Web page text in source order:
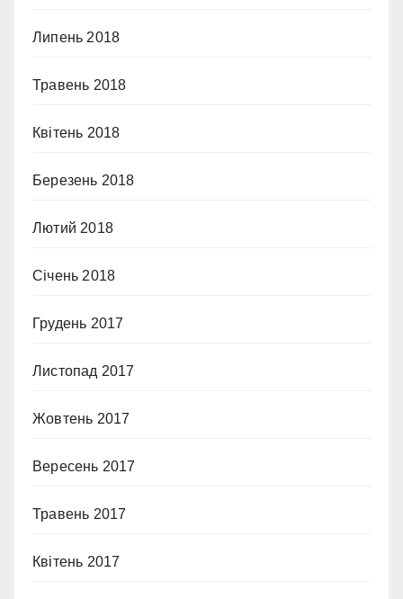
Липень 2018
Травень 2018
Квітень 2018
Березень 2018
Лютий 2018
Січень 2018
Грудень 2017
Листопад 2017
Жовтень 2017
Вересень 2017
Травень 2017
Квітень 2017